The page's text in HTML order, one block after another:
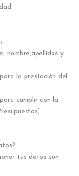
nombre,apellidos y
la prestación del
cumplir con la
tus datos son